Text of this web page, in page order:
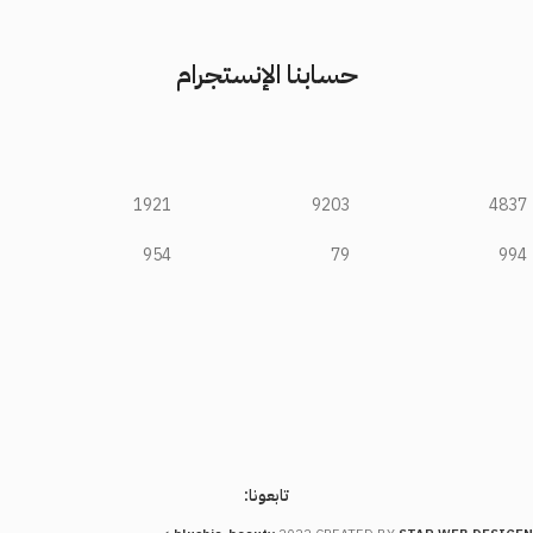
حسابنا الإنستجرام
4837
994
9203
79
1921
954
تابعونا: